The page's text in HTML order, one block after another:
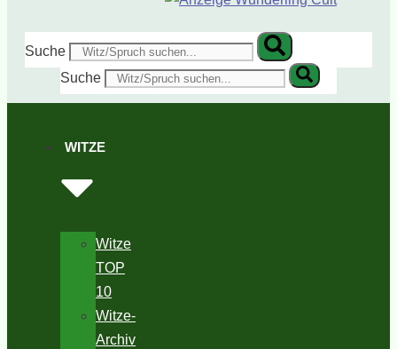
Suche
Suche
WITZE
Witze
TOP
10
Witze-
Archiv